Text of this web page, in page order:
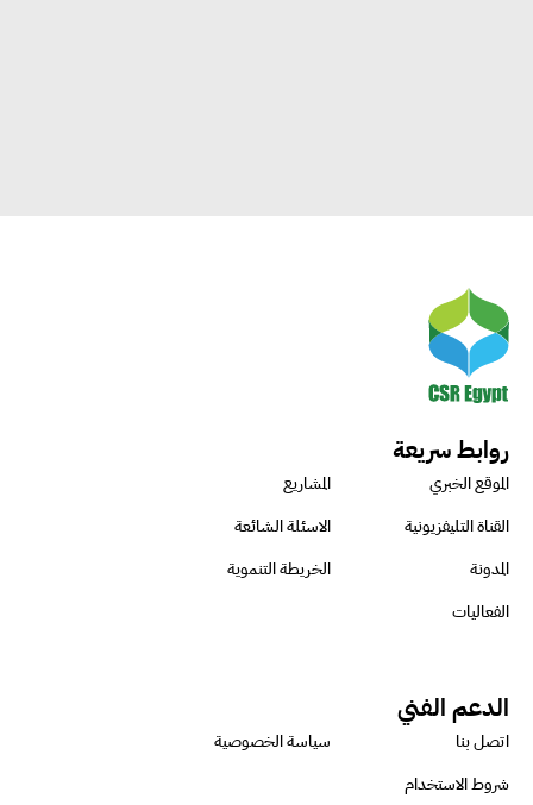
روابط سريعة
الموقع الخبري
المشاريع
القناة التليفزيونية
الاسئلة الشائعة
المدونة
الخريطة التنموية
الفعاليات
الدعم الفني
اتصل بنا
سياسة الخصوصية
شروط الاستخدام